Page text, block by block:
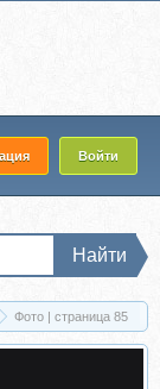
Войти
Найти
Фото | страница 85